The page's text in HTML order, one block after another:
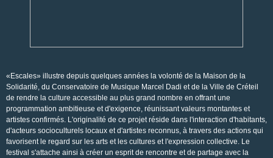
«Escales» illustre depuis quelques années la volonté de la Maison de la
Solidarité, du Conservatoire de Musique Marcel Dadi et de la Ville de Créteil
de rendre la culture accessible au plus grand nombre en offrant une
programmation ambitieuse et d'exigence, réunissant valeurs montantes et
artistes confirmés. L'originalité de ce projet réside dans l'interaction d'habitants,
d'acteurs socioculturels locaux et d'artistes reconnus, à travers des actions qui
favorisent le regard sur les arts et les cultures et l'expression collective. Le
festival s'attache ainsi à créer un esprit de rencontre et de partage avec la